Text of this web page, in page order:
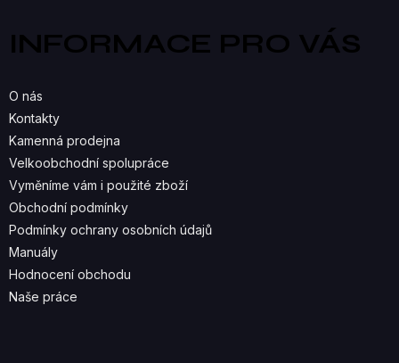
Á
D
R
V
INFORMACE PRO VÁS
O nás
Kontakty
Kamenná prodejna
Velkoobchodní spolupráce
Vyměníme vám i použité zboží
Obchodní podmínky
Podmínky ochrany osobních údajů
Manuály
Hodnocení obchodu
Naše práce